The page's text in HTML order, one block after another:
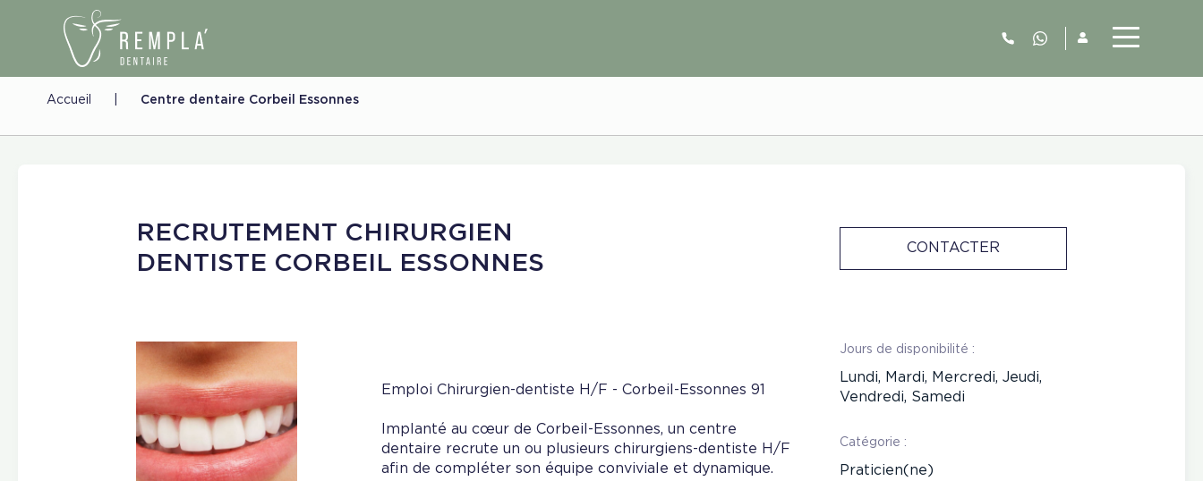
06.52.63.77.73
Accueil Centre dentaire Corbeil Essonnes
RECRUTEMENT CHIRURGIEN
DENTISTE CORBEIL ESSONNES
CONTACTER
Emploi Chirurgien-dentiste H/F - Corbeil-Essonnes 91
Implanté au cœur de Corbeil-Essonnes, un centre
dentaire recrute un ou plusieurs chirurgiens-dentiste H/F
afin de compléter son équipe conviviale et dynamique.
Jours de disponibilité :
Lundi, Mardi, Mercredi, Jeudi,
Vendredi, Samedi
Catégorie :
Praticien(ne)